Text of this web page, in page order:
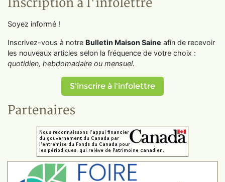
Inscription à l'infolettre
Soyez informé !
Inscrivez-vous à notre Bulletin Maison Saine afin de recevoir
les nouveaux articles selon la fréquence de votre choix :
quotidien, hebdomadaire ou mensuel.
S'inscrire à l'infolettre
Partenaires